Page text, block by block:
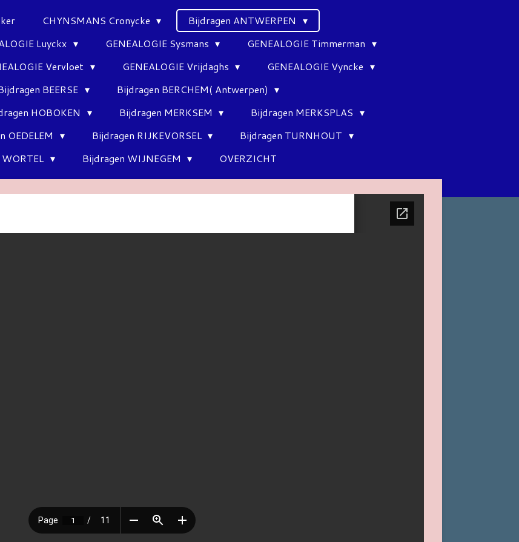
CHYNSMANS Cronycke
Bijdragen ANTWERPEN
Luyckx GENEALOGIE Sysmans
GENEALOGIE Timmerman
Vervloet GENEALOGIE Vrijdaghs
GENEALOGIE Vyncke
BEERSE
Bijdragen BERCHEM( Antwerpen)
HOBOKEN Bijdragen MERKSEM
Bijdragen MERKSPLAS
OEDELEM Bijdragen RIJKEVORSEL
Bijdragen TURNHOUT
Bijdragen WIJNEGEM OVERZICHT